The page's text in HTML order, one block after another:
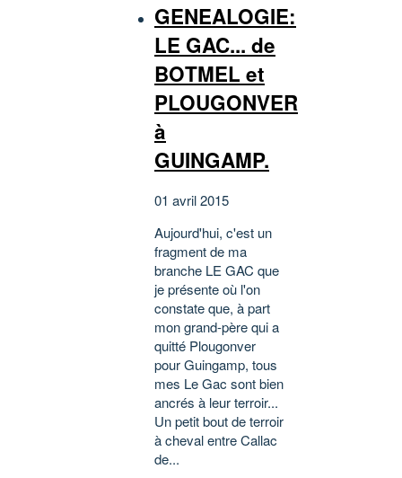
GENEALOGIE:
LE GAC... de
BOTMEL et
PLOUGONVER
à
GUINGAMP.
01 avril 2015
Aujourd'hui, c'est un
fragment de ma
branche LE GAC que
je présente où l'on
constate que, à part
mon grand-père qui a
quitté Plougonver
pour Guingamp, tous
mes Le Gac sont bien
ancrés à leur terroir...
Un petit bout de terroir
à cheval entre Callac
de...